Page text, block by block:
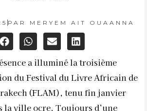
PAR MERYEM AIT OUAANNA
a illuminé la troisième
du Festival du Livre Africain de
(FLAM), tenu fin janvier
la ville ocre. Toujours d’une